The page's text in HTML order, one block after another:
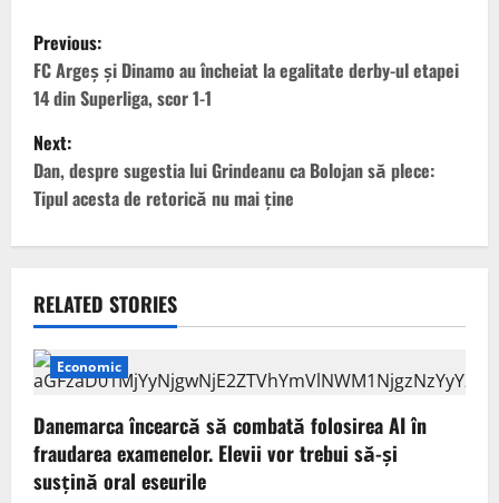
P
o
s
t
n
v
i
g
a
Previous:
FC Argeș și Dinamo au încheiat la egalitate derby-ul etapei
14 din Superliga, scor 1-1
Next:
Dan, despre sugestia lui Grindeanu ca Bolojan să plece:
Tipul acesta de retorică nu mai ține
RELATED STORIES
Economic
Danemarca încearcă să combată folosirea AI în
fraudarea examenelor. Elevii vor trebui să-şi
susţină oral eseurile